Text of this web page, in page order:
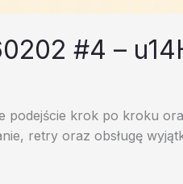
#4 –
krok po kroku
retry oraz obsługę